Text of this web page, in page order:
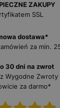
ZAKUPY
SSL
dostawa*
za min.
30 dni na zwrot
Wygodne Zwroty
za darmo*